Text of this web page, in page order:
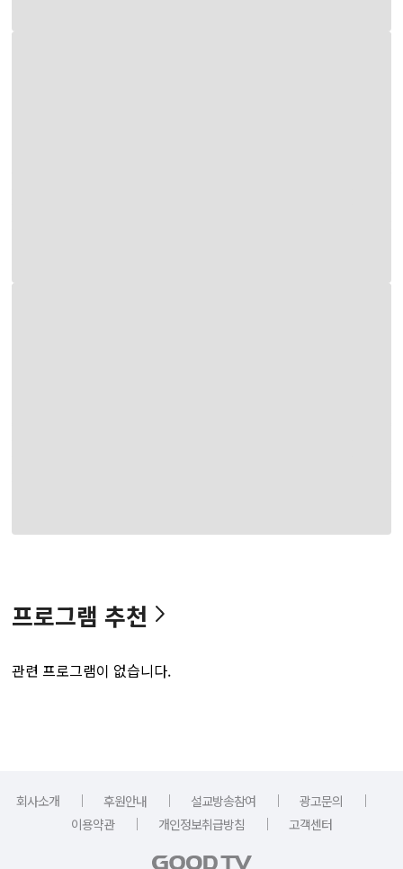
프로그램 추천
관련 프로그램이 없습니다.
회사소개 ｜ 후원안내 ｜ 설교방송참여 ｜ 광고문의
｜
이용약관
｜ 개인정보취급방침 ｜ 고객센터